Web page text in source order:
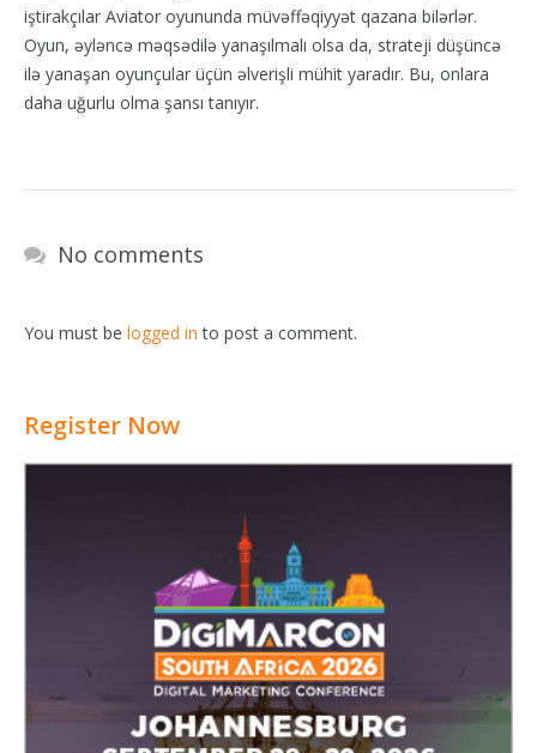
iştirakçılar Aviator oyununda müvəffəqiyyət qazana bilərlər.
Oyun, əyləncə məqsədilə yanaşılmalı olsa da, strateji düşüncə
ilə yanaşan oyunçular üçün əlverişli mühit yaradır. Bu, onlara
daha uğurlu olma şansı tanıyır.
No comments
You must be logged in to post a comment.
Register Now